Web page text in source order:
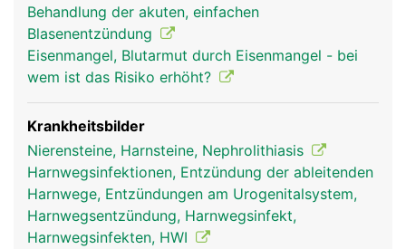
Behandlung der akuten, einfachen
Blasenentzündung
Eisenmangel, Blutarmut durch Eisenmangel - bei
wem ist das Risiko erhöht?
Krankheitsbilder
Nierensteine, Harnsteine, Nephrolithiasis
Harnwegsinfektionen, Entzündung der ableitenden
Harnwege, Entzündungen am Urogenitalsystem,
Harnwegsentzündung, Harnwegsinfekt,
Harnwegsinfekten, HWI